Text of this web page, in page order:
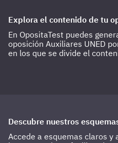
Explora el contenido de tu
En OpositaTest puedes
oposición Auxiliares UNED
en los que se divide el
Descubre nuestros
Accede a esquemas claros y